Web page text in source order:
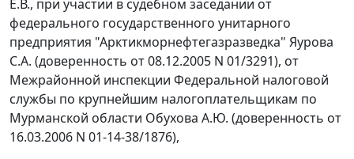
Е.В., при участии в судебном заседании от
федерального государственного унитарного
предприятия "Арктикморнефтегазразведка" Яурова
С.А. (доверенность от 08.12.2005 N 01/3291), от
Межрайонной инспекции Федеральной налоговой
службы по крупнейшим налогоплательщикам по
Мурманской области Обухова А.Ю. (доверенность от
16.03.2006 N 01-14-38/1876),